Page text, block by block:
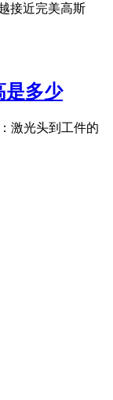
接近完美高斯
是多少
激光头到工件的